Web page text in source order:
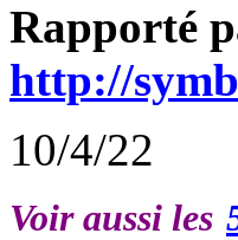
Rapporté
http://
10/4/22
Voir aussi les